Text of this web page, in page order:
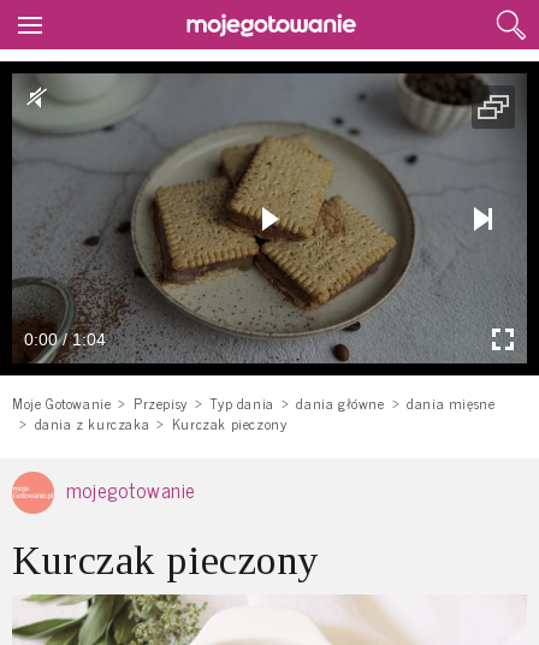
0:00 / 1:04
Moje Gotowanie Przepisy Typ dania dania główne
dania mięsne
dania z kurczaka
Kurczak pieczony
mojegotowanie
Kurczak pieczony